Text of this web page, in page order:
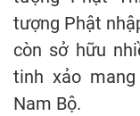
tượng Phật
còn sở hữu
tinh xảo
Nam Bộ.